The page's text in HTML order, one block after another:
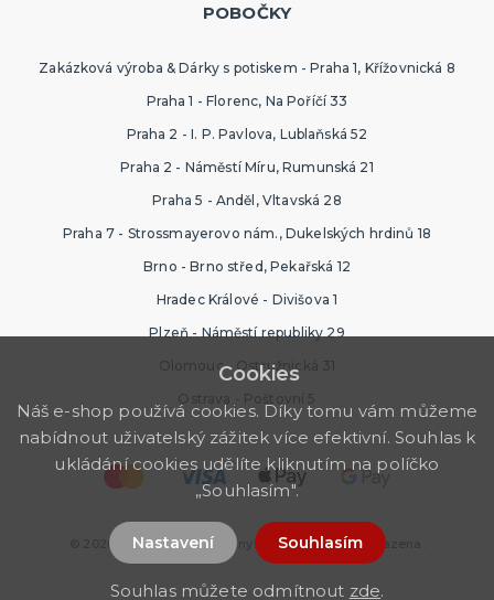
POBOČKY
Zakázková výroba & Dárky s potiskem - Praha 1, Křížovnická 8
Praha 1 - Florenc, Na Poříčí 33
Praha 2 - I. P. Pavlova, Lublaňská 52
Praha 2 - Náměstí Míru, Rumunská 21
Praha 5 - Anděl, Vltavská 28
Praha 7 - Strossmayerovo nám., Dukelských hrdinů 18
Brno - Brno střed, Pekařská 12
Hradec Králové - Divišova 1
Plzeň - Náměstí republiky 29
Olomouc - Ostružnická 31
Ostrava - Poštovní 5
© 2026 Nejlevnější Ptákoviny. Všechna práva vyhrazena.
Cookies
Náš e-shop používá cookies. Díky tomu vám můžeme
nabídnout uživatelský zážitek více efektivní. Souhlas k
ukládání cookies udělíte kliknutím na políčko
„Souhlasím".
Nastavení Souhlasím
Souhlas můžete odmítnout zde.